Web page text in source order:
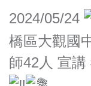
2024/05/24
橋區大觀國
師42人 宣講